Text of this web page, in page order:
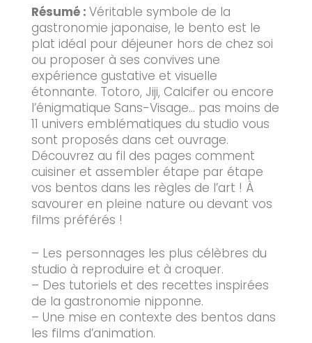
Résumé : Véritable symbole de la
gastronomie japonaise, le bento est le
plat idéal pour déjeuner hors de chez soi
ou proposer à ses convives une
expérience gustative et visuelle
étonnante. Totoro, Jiji, Calcifer ou encore
l’énigmatique Sans-Visage… pas moins de
11 univers emblématiques du studio vous
sont proposés dans cet ouvrage.
Découvrez au fil des pages comment
cuisiner et assembler étape par étape
vos bentos dans les règles de l’art ! À
savourer en pleine nature ou devant vos
films préférés !
– Les personnages les plus célèbres du
studio à reproduire et à croquer.
– Des tutoriels et des recettes inspirées
de la gastronomie nipponne.
– Une mise en contexte des bentos dans
les films d’animation.